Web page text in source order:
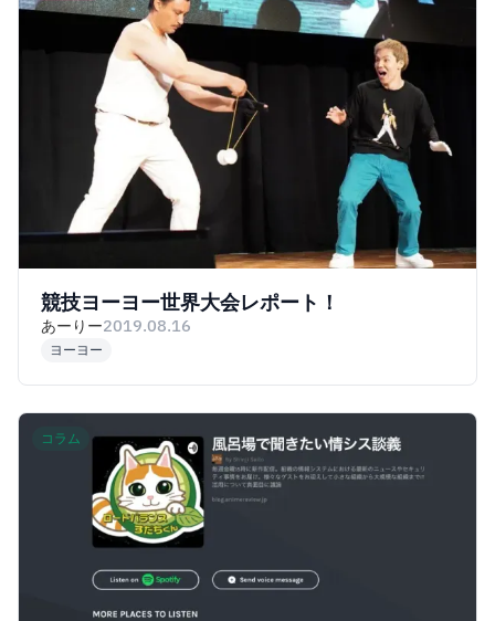
競技ヨーヨー世界大会レポート！
あーりー2019.08.16
ヨーヨー
コラム